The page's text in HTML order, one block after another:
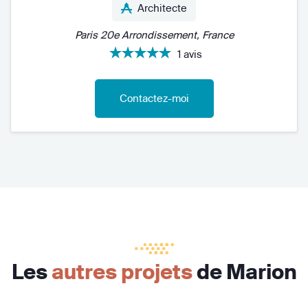
Architecte
Paris 20e Arrondissement, France
1 avis
Contactez-moi
Lesautres projetsde Marion